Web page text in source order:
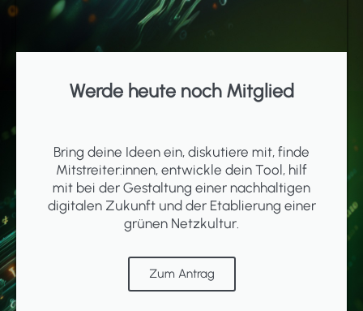
Werde heute noch Mitglied
Bring deine Ideen ein, diskutiere mit, finde
Mitstreiter:innen, entwickle dein Tool, hilf
mit bei der Gestaltung einer nachhaltigen
digitalen Zukunft und der Etablierung einer
grünen Netzkultur.
Zum Antrag